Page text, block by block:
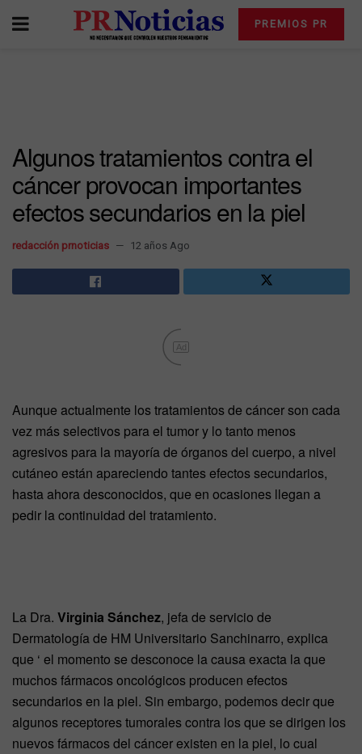
PREMIOS PR
Algunos tratamientos contra el
cáncer provocan importantes
efectos secundarios en la piel
redacción prnoticias 12 años Ago
Ad
Aunque actualmente los tratamientos de cáncer son cada
vez más selectivos para el tumor y lo tanto menos
agresivos para la mayoría de órganos del cuerpo, a nivel
cutáneo están apareciendo tantes efectos secundarios,
hasta ahora desconocidos, que en ocasiones llegan a
pedir la continuidad del tratamiento.
La Dra. Virginia Sánchez, jefa de servicio de
Dermatología de HM Universitario Sanchinarro, explica
que ‘ el momento se desconoce la causa exacta la que
muchos fármacos oncológicos producen efectos
secundarios en la piel. Sin embargo, podemos decir que
algunos receptores tumorales contra los que se dirigen los
nuevos fármacos del cáncer existen en la piel, lo cual